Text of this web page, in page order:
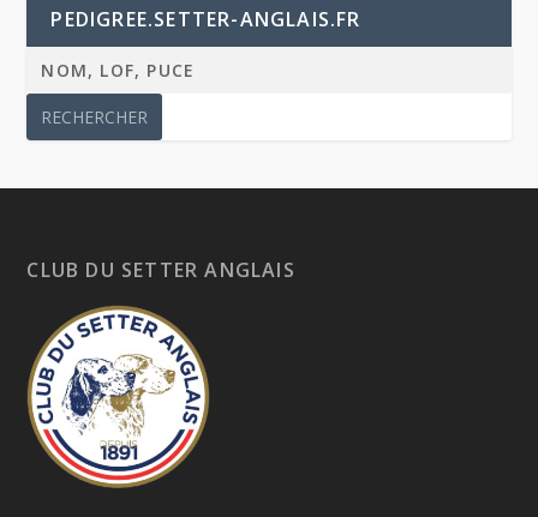
PEDIGREE.SETTER-ANGLAIS.FR
CLUB DU SETTER ANGLAIS